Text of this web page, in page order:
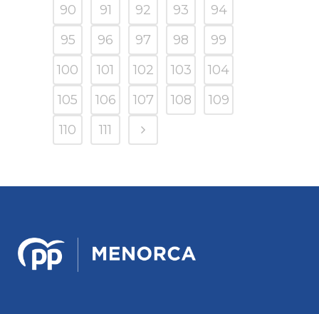
90
91 92 93
94
95
96 97 98
99
100
101 102 103
104
105
106 107 108
109
110
111